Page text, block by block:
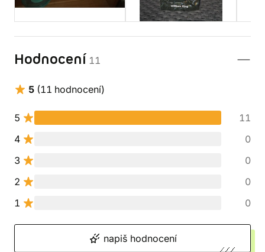
Hodnocení 11
5 (11 hodnocení)
5
11
4
0
3
0
2
0
1
0
napiš hodnocení